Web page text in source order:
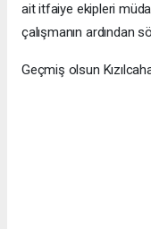
ait itfaiye ekipleri
çalışmanın ardından
Geçmiş olsun